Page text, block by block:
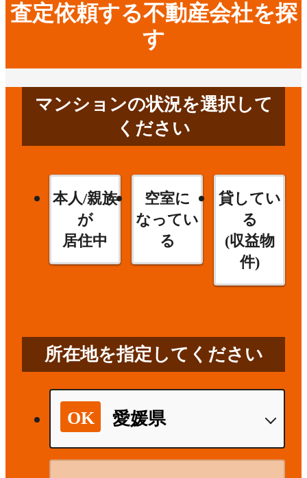
査定依頼する不動産会社を探
す
マンションの状況を選択して
ください
本人/親族
が
居住中
空室に
なってい
る
貸してい
る
(収益物
件)
所在地を指定してください